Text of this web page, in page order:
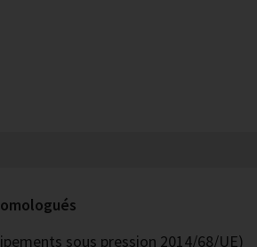
sous pression 2014/68/UE)